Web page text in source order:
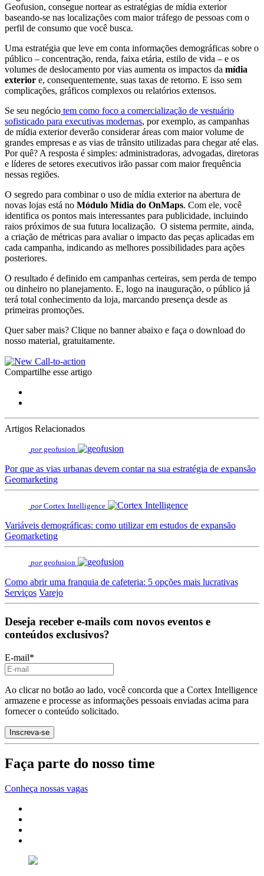
Geofusion, consegue nortear as estratégias de mídia exterior
baseando-se nas localizações com maior tráfego de pessoas com o
perfil de consumo que você busca.
Uma estratégia que leve em conta informações demográficas sobre o
público – concentração, renda, faixa etária, estilo de vida – e os
volumes de deslocamento por vias aumenta os impactos da mídia
exterior e, consequentemente, suas taxas de retorno. E isso sem
complicações, gráficos complexos ou relatórios extensos.
Se seu negócio tem como foco a comercialização de vestuário
sofisticado para executivas modernas, por exemplo, as campanhas
de mídia exterior deverão considerar áreas com maior volume de
grandes empresas e as vias de trânsito utilizadas para chegar até elas.
Por quê? A resposta é simples: administradoras, advogadas, diretoras
e líderes de setores executivos irão passar com maior frequência
nessas regiões.
O segredo para combinar o uso de mídia exterior na abertura de
novas lojas está no Módulo Mídia do OnMaps. Com ele, você
identifica os pontos mais interessantes para publicidade, incluindo
raios próximos de sua futura localização. O sistema permite, ainda,
a criação de métricas para avaliar o impacto das peças aplicadas em
cada campanha, indicando as melhores possibilidades para ações
posteriores.
O resultado é definido em campanhas certeiras, sem perda de tempo
ou dinheiro no planejamento. E, logo na inauguração, o público já
terá total conhecimento da loja, marcando presença desde as
primeiras promoções.
Quer saber mais? Clique no banner abaixo e faça o download do
nosso material, gratuitamente.
Compartilhe esse artigo
Artigos Relacionados
por geofusion
Por que as vias urbanas devem contar na sua estratégia de expansão
Geomarketing
por Cortex Intelligence
Variáveis demográficas: como utilizar em estudos de expansão
Geomarketing
por geofusion
Como abrir uma franquia de cafeteria: 5 opções mais lucrativas
Serviços Varejo
Deseja receber e-mails com novos eventos e
conteúdos exclusivos?
E-mail*
Ao clicar no botão ao lado, você concorda que a Cortex Intelligence
armazene e processe as informações pessoais enviadas acima para
fornecer o conteúdo solicitado.
Faça parte do nosso time
Conheça nossas vagas